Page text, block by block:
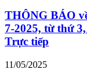
THÔNG BÁO
7-2025, từ thứ
Trực tiếp
11/05/2025